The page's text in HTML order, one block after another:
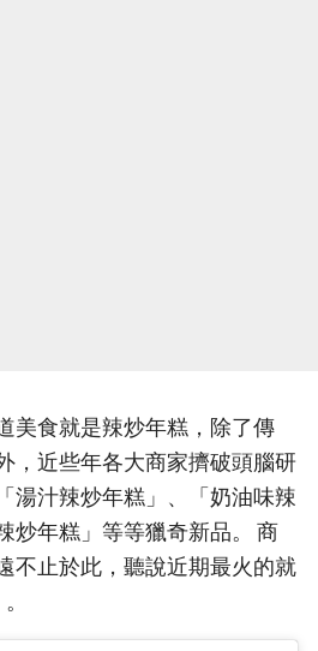
美食就是辣炒年糕，除了傳
，近些年各大商家擠破頭腦研
湯汁辣炒年糕」、「奶油味辣
炒年糕」等等獵奇新品。 商
不止於此，聽說近期最火的就